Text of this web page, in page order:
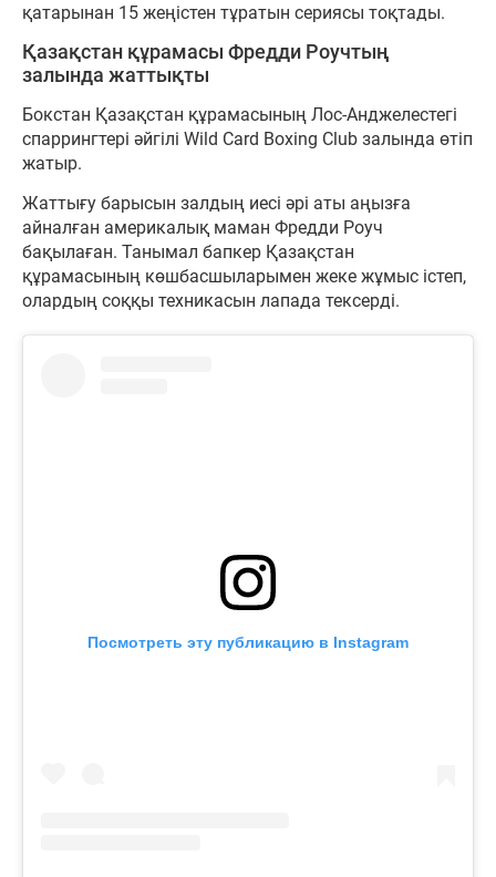
қатарынан 15 жеңістен тұратын сериясы тоқтады.
Қазақстан құрамасы Фредди Роучтың
залында жаттықты
Бокстан Қазақстан құрамасының Лос-Анджелестегі
спаррингтері әйгілі Wild Card Boxing Club залында өтіп
жатыр.
Жаттығу барысын залдың иесі әрі аты аңызға
айналған америкалық маман Фредди Роуч
бақылаған. Танымал бапкер Қазақстан
құрамасының көшбасшыларымен жеке жұмыс істеп,
олардың соққы техникасын лапада тексерді.
Посмотреть эту публикацию в Instagram